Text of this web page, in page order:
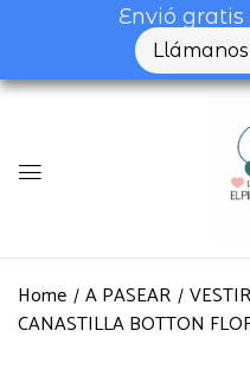
Envió
Llámanos
Home A PASEAR
CANASTILLA BOTTON